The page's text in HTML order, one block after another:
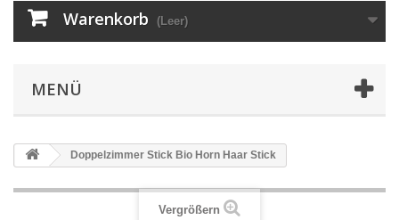
Warenkorb (Leer)
MENÜ
Doppelzimmer Stick Bio Horn Haar Stick
Vergrößern